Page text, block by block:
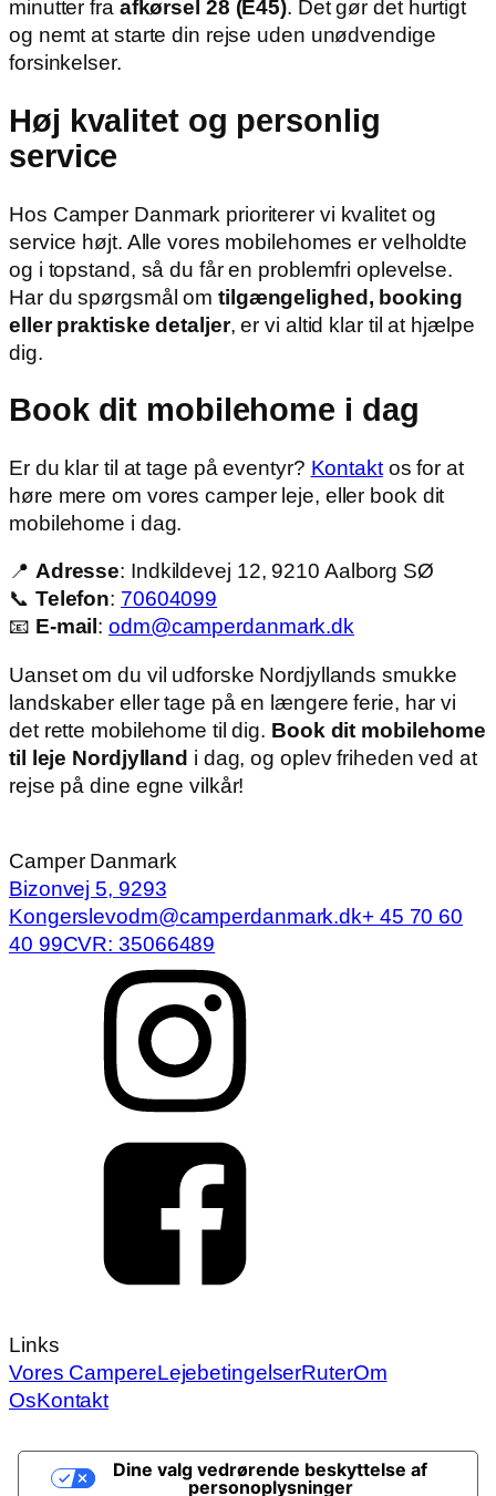
minutter fra afkørsel 28 (E45). Det gør det hurtigt
og nemt at starte din rejse uden unødvendige
forsinkelser.
Høj kvalitet og personlig
service
Hos Camper Danmark prioriterer vi kvalitet og
service højt. Alle vores mobilehomes er velholdte
og i topstand, så du får en problemfri oplevelse.
Har du spørgsmål om tilgængelighed, booking
eller praktiske detaljer, er vi altid klar til at hjælpe
dig.
Book dit mobilehome i dag
Er du klar til at tage på eventyr? Kontaktos for at
høre mere om vores camper leje, eller book dit
mobilehome i dag.
📍 Adresse: Indkildevej 12, 9210 Aalborg SØ
📞 Telefon: 70604099
📧 E-mail :odm@camperdanmark.dk
Uanset om du vil udforske Nordjyllands smukke
landskaber eller tage på en længere ferie, har vi
det rette mobilehome til dig. Book dit mobilehome
til leje Nordjylland i dag, og oplev friheden ved at
rejse på dine egne vilkår!
Camper Danmark
Bizonvej 5, 9293
Kongerslevodm@camperdanmark.dk+ 45 70 60
40 99CVR: 35066489
Links
Vores CampereLejebetingelserRuterOm
OsKontakt
Dine valg vedrørende beskyttelse af
personoplysninger